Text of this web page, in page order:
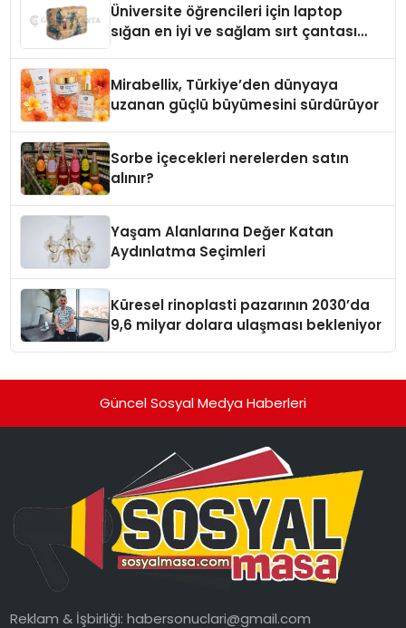
Üniversite öğrencileri için laptop
sığan en iyi ve sağlam sırt çantası
Mirabellix, Türkiye’den dünyaya
uzanan güçlü büyümesini sürdürüyor
Sorbe içecekleri nerelerden satın
alınır?
Yaşam Alanlarına Değer Katan
Aydınlatma Seçimleri
Küresel rinoplasti pazarının 2030’da
9,6 milyar dolara ulaşması bekleniyor
Güncel Sosyal Medya Haberleri
Reklam & İşbirliği:habersonuclari@gmail.com